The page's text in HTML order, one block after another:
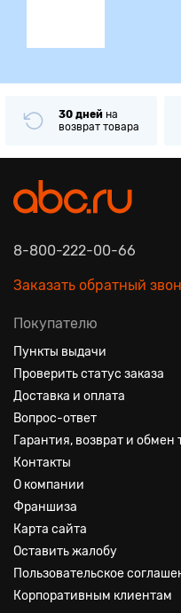
30 дней на
возврат товара
8-800-222-00-66
Заказать обратный
Покупателю
Пункты выдачи
Проверить статус заказа
Доставка и оплата
Вопрос-ответ
Гарантия, возврат и обмен
Контакты
О компании
Франшиза
Карта сайта
Оставить жалобу
Пользовательское
Корпоративным клиентам